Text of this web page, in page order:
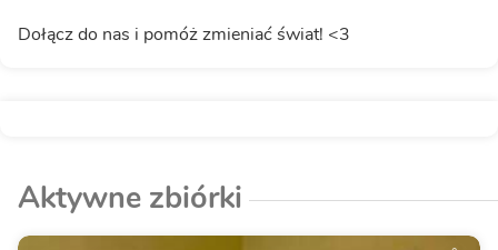
Dołącz do nas i pomóż zmieniać świat! <3
Aktywne zbiórki